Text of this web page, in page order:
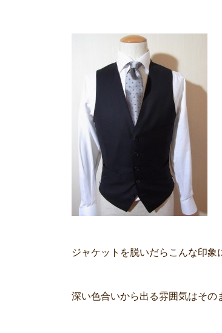
ジャケットを脱いだらこんな印象
深い色合いから出る雰囲気はその